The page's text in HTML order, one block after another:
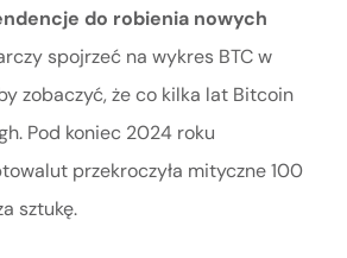
do robienia nowych
spojrzeć na wykres BTC w
zobaczyć, że co kilka lat Bitcoin
Pod koniec 2024 roku
przekroczyła mityczne 100
sztukę.